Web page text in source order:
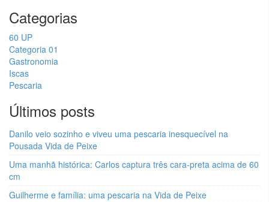
Categorias
60 UP
Categoria 01
Gastronomia
Iscas
Pescaria
Últimos posts
Danilo veio sozinho e viveu uma pescaria inesquecível na
Pousada Vida de Peixe
Uma manhã histórica: Carlos captura três cara-preta acima de 60
cm
Guilherme e família: uma pescaria na Vida de Peixe